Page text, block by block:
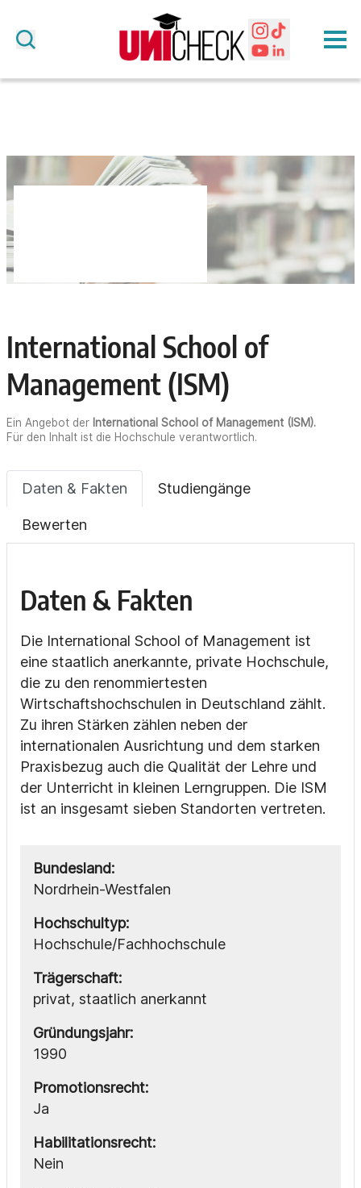
International School of
Management (ISM)
Ein Angebot der International School of Management (ISM).
Für den Inhalt ist die Hochschule verantwortlich.
Daten & Fakten Studiengänge
Bewerten
Daten & Fakten
Die International School of Management ist
eine staatlich anerkannte, private Hochschule,
die zu den renommiertesten
Wirtschaftshochschulen in Deutschland zählt.
Zu ihren Stärken zählen neben der
internationalen Ausrichtung und dem starken
Praxisbezug auch die Qualität der Lehre und
der Unterricht in kleinen Lerngruppen. Die ISM
ist an insgesamt sieben Standorten vertreten.
Bundesland:
Nordrhein-Westfalen
Hochschultyp:
Hochschule/Fachhochschule
Trägerschaft:
privat, staatlich anerkannt
Gründungsjahr:
1990
Promotionsrecht:
Ja
Habilitationsrecht:
Nein